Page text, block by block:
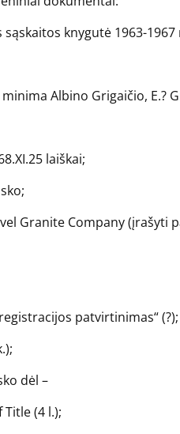
knygutė 1963-1967
Albino Grigaičio, E.?
laiškai;
Granite Company
patvirtinimas“ (?);
dėl –
(4 l.);